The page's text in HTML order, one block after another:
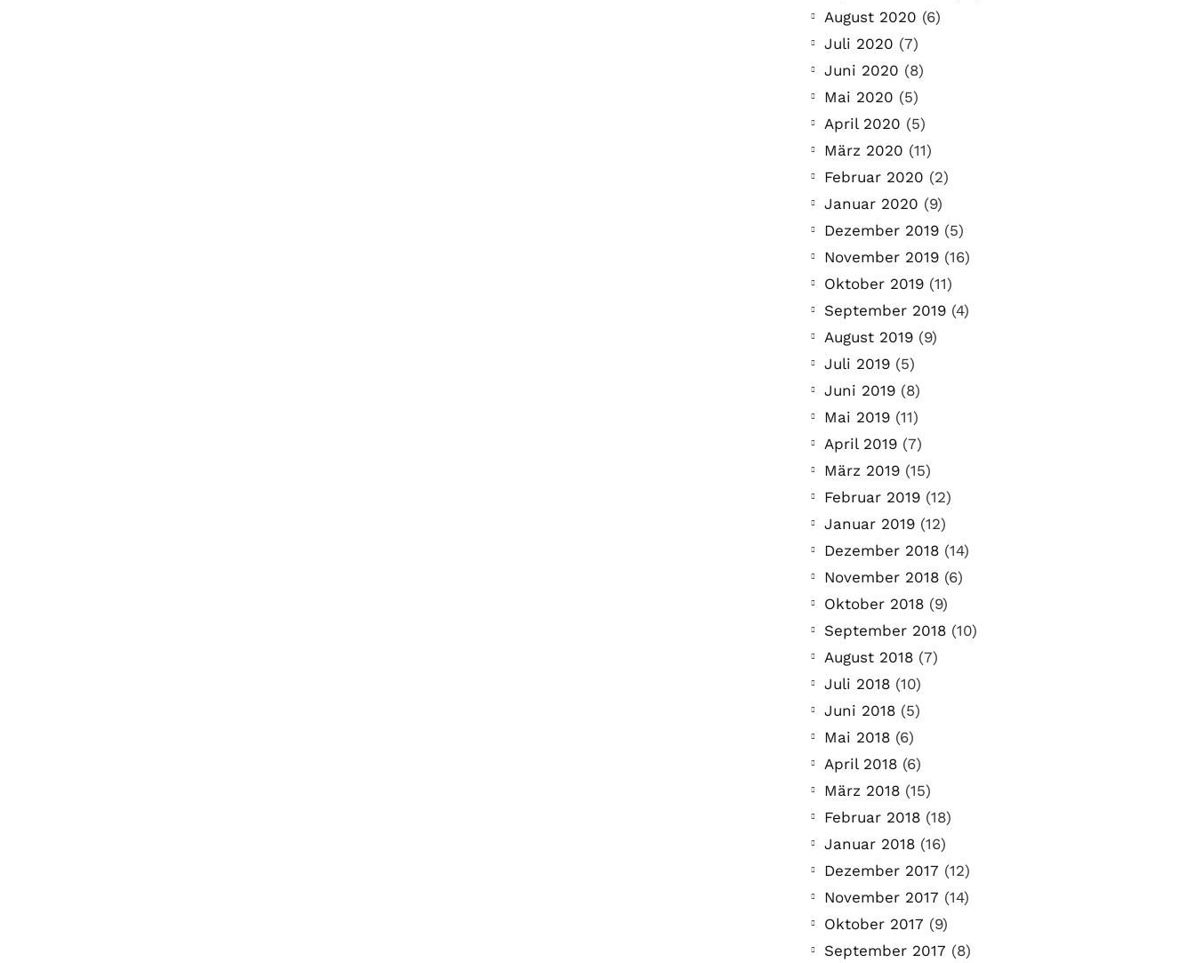
August 2020 (6)
Juli 2020 (7)
Juni 2020 (8)
Mai 2020 (5)
April 2020 (5)
März 2020 (11)
Februar 2020 (2)
Januar 2020 (9)
Dezember 2019 (5)
November 2019 (16)
Oktober 2019 (11)
September 2019 (4)
August 2019 (9)
Juli 2019 (5)
Juni 2019 (8)
Mai 2019 (11)
April 2019 (7)
März 2019 (15)
Februar 2019 (12)
Januar 2019 (12)
Dezember 2018 (14)
November 2018 (6)
Oktober 2018 (9)
September 2018 (10)
August 2018 (7)
Juli 2018 (10)
Juni 2018 (5)
Mai 2018 (6)
April 2018 (6)
März 2018 (15)
Februar 2018 (18)
Januar 2018 (16)
Dezember 2017 (12)
November 2017 (14)
Oktober 2017 (9)
September 2017 (8)